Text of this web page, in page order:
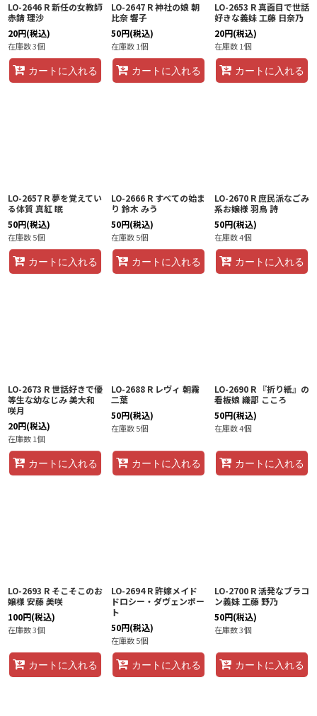
LO-2646 R 新任の女教師
赤錆 理沙
20円(税込)
在庫数 3個
カートに入れる
LO-2647 R 神社の娘 朝
比奈 響子
50円(税込)
在庫数 1個
カートに入れる
LO-2653 R 真面目で世話
好きな義妹 工藤 日奈乃
20円(税込)
在庫数 1個
カートに入れる
LO-2657 R 夢を覚えてい
る体質 真紅 眠
50円(税込)
在庫数 5個
カートに入れる
LO-2666 R すべての始ま
り 鈴木 みう
50円(税込)
在庫数 5個
カートに入れる
LO-2670 R 庶民派なごみ
系お嬢様 羽鳥 詩
50円(税込)
在庫数 4個
カートに入れる
LO-2673 R 世話好きで優
等生な幼なじみ 美大和
咲月
20円(税込)
在庫数 1個
カートに入れる
LO-2688 R レヴィ 朝霧
二葉
50円(税込)
在庫数 5個
カートに入れる
LO-2690 R 『折り紙』の
看板娘 織部 こころ
50円(税込)
在庫数 4個
カートに入れる
LO-2693 R そこそこのお
嬢様 安藤 美咲
100円(税込)
在庫数 3個
カートに入れる
LO-2694 R 許嫁メイド
ドロシー・ダヴェンポー
ト
50円(税込)
在庫数 5個
カートに入れる
LO-2700 R 活発なブラコ
ン義妹 工藤 野乃
50円(税込)
在庫数 3個
カートに入れる